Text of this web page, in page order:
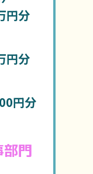
円分
円分
円分
門